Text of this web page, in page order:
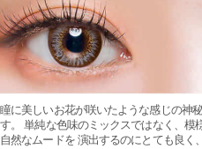
瞳に美しいお花が咲いたような感じの神
す。 単純な色味のミックスではなく、模
自然なムードを 演出するのにとても良く